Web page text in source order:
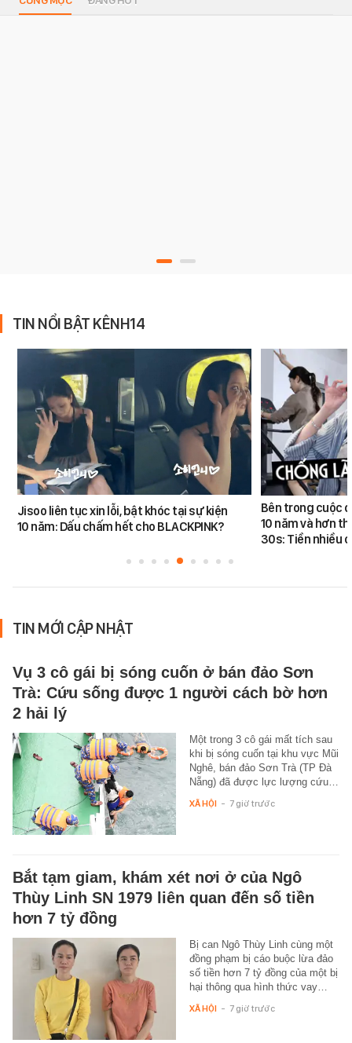
TIN NỔI BẬT KÊNH14
Jisoo liên tục xin lỗi, bật khóc tại sự kiện
10 năm: Dấu chấm hết cho BLACKPINK?
Bên trong cuộc
10 năm và hơn
30s: Tiền nhiều
TIN MỚI CẬP NHẬT
Vụ 3 cô gái bị sóng cuốn ở bán đảo Sơn
Trà: Cứu sống được 1 người cách bờ hơn
2 hải lý
Một trong 3 cô gái mất tích sau
khi bị sóng cuốn tại khu vực Mũi
Nghê, bán đảo Sơn Trà (TP Đà
Nẵng) đã được lực lượng cứu…
XÃ HỘI - 7 giờ trước
Bắt tạm giam, khám xét nơi ở của Ngô
Thùy Linh SN 1979 liên quan đến số tiền
hơn 7 tỷ đồng
Bị can Ngô Thùy Linh cùng một
đồng phạm bị cáo buộc lừa đảo
số tiền hơn 7 tỷ đồng của một bị
hại thông qua hình thức vay…
XÃ HỘI - 7 giờ trước